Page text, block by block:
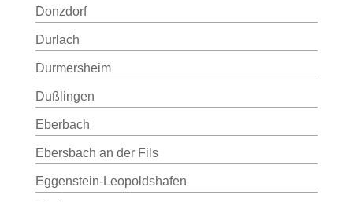
Donzdorf
Durlach
Durmersheim
Dußlingen
Eberbach
Ebersbach an der Fils
Eggenstein-Leopoldshafen